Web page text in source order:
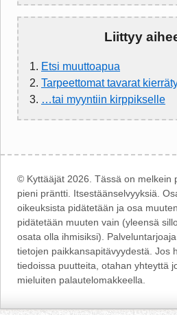
Liittyy
1. Etsi muuttoapua
2. Tarpeettomat tavarat
3. …tai myyntiin kirppikselle
© Kyttääjät 2026. Tässä on melkein
pieni präntti. Itsestäänselvyyksiä.
oikeuksista pidätetään ja osa muuten
pidätetään muuten vain (yleensä
osata olla ihmisiksi).
tietojen paikkansapitävyydestä. Jos
tiedoissa puutteita, otahan yhteyttä
mieluiten palautelomakkeella.